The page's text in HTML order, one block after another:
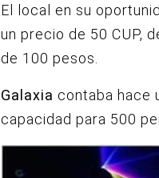
El local en su
un precio de 50 CUP,
de 100 pesos.
Galaxia contaba hace
capacidad para 500